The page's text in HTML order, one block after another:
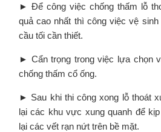
► Để công việc chống thấm lỗ
quả cao nhất thì công việc vệ
cầu tối cần thiết.
► Cẩn trọng trong việc lựa chọn
chống thấm cổ ống.
► Sau khi thi công xong lỗ thoát
lại các khu vực xung quanh để
lại các vết rạn nứt trên bề mặt.